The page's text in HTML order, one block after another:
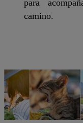
para
camino.